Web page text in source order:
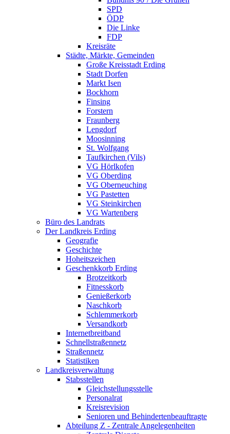
SPD
ÖDP
Die Linke
FDP
Kreisräte
Städte, Märkte, Gemeinden
Große Kreisstadt Erding
Stadt Dorfen
Markt Isen
Bockhorn
Finsing
Forstern
Fraunberg
Lengdorf
Moosinning
St. Wolfgang
Taufkirchen (Vils)
VG Hörlkofen
VG Oberding
VG Oberneuching
VG Pastetten
VG Steinkirchen
VG Wartenberg
Büro des Landrats
Der Landkreis Erding
Geografie
Geschichte
Hoheitszeichen
Geschenkkorb Erding
Brotzeitkorb
Fitnesskorb
Genießerkorb
Naschkorb
Schlemmerkorb
Versandkorb
Internetbreitband
Schnellstraßennetz
Straßennetz
Statistiken
Landkreisverwaltung
Stabsstellen
Gleichstellungsstelle
Personalrat
Kreisrevision
Senioren und Behindertenbeauftragte
Abteilung Z - Zentrale Angelegenheiten